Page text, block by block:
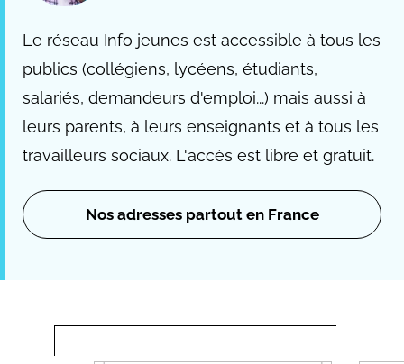
Le réseau Info jeunes est accessible à tous les
publics (collégiens, lycéens, étudiants,
salariés, demandeurs d'emploi...) mais aussi à
leurs parents, à leurs enseignants et à tous les
travailleurs sociaux. L'accès est libre et gratuit.
Nos adresses partout en France